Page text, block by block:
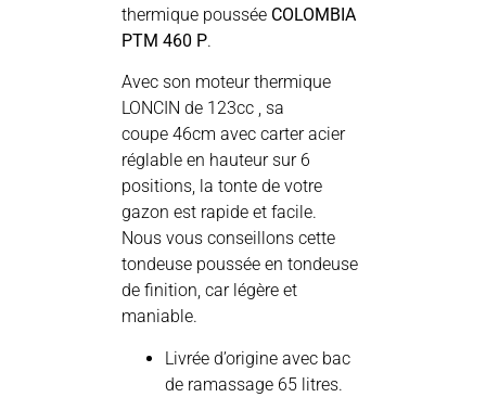
thermique poussée COLOMBIA
PTM 460 P.
Avec son moteur thermique
LONCIN de 123cc , sa
coupe 46cm avec carter acier
réglable en hauteur sur 6
positions, la tonte de votre
gazon est rapide et facile.
Nous vous conseillons cette
tondeuse poussée en tondeuse
de finition, car légère et
maniable.
Livrée d’origine avec bac
de ramassage 65 litres.